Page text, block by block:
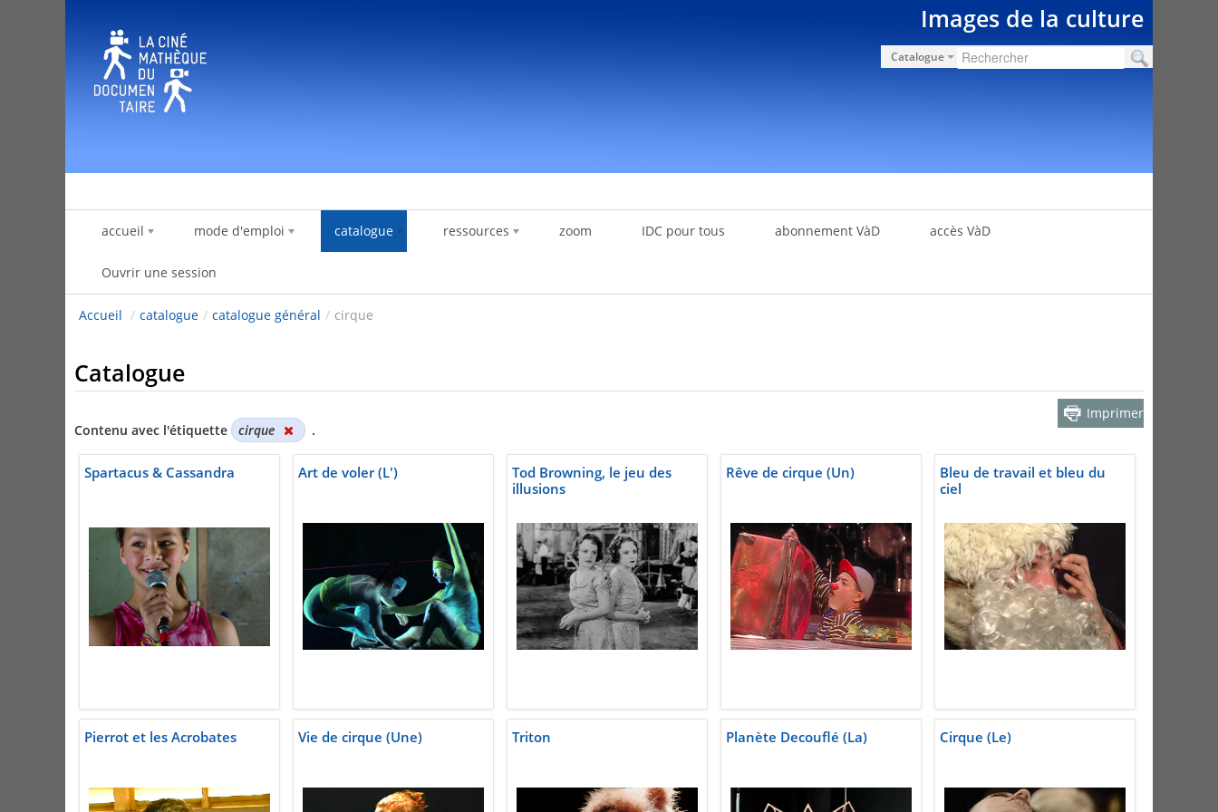
Images de la culture
Catalogue
accueil mode d'emploi catalogue ressources zoom IDC pour tous abonnement VàD accès VàD
Ouvrir une session
Accueil / catalogue / catalogue général / cirque
Catalogue
Contenu avec l'étiquette cirque .
Imprimer
Spartacus & Cassandra Art de voler (L')
Tod Browning, le jeu des
illusions
Rêve de cirque (Un)
Bleu de travail et bleu du
ciel
Pierrot et les Acrobates Vie de cirque (Une) Triton Planète Decouflé (La) Cirque (Le)